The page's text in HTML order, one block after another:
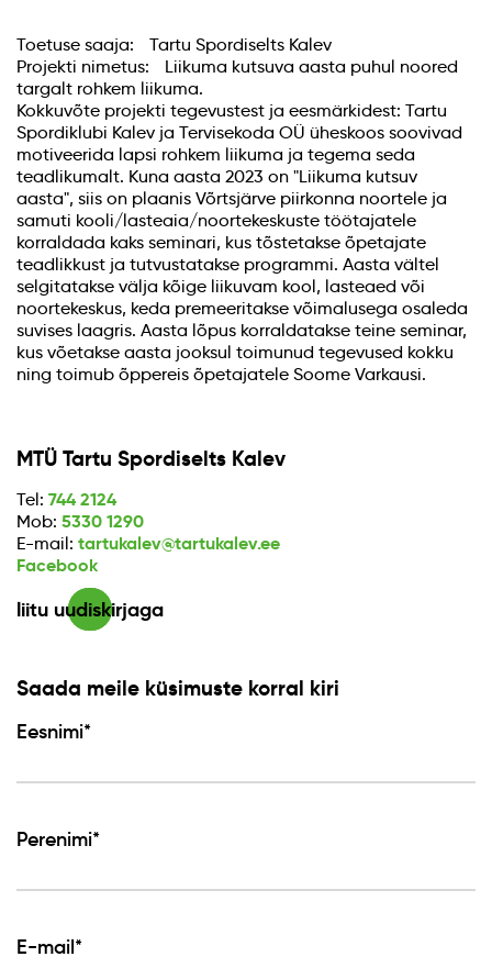
Toetuse saaja: Tartu Spordiselts Kalev
Projekti nimetus: Liikuma kutsuva aasta puhul noored
targalt rohkem liikuma.
Kokkuvõte projekti tegevustest ja eesmärkidest: Tartu
Spordiklubi Kalev ja Tervisekoda OÜ üheskoos soovivad
motiveerida lapsi rohkem liikuma ja tegema seda
teadlikumalt. Kuna aasta 2023 on "Liikuma kutsuv
aasta", siis on plaanis Võrtsjärve piirkonna noortele ja
samuti kooli/lasteaia/noortekeskuste töötajatele
korraldada kaks seminari, kus tõstetakse õpetajate
teadlikkust ja tutvustatakse programmi. Aasta vältel
selgitatakse välja kõige liikuvam kool, lasteaed või
noortekeskus, keda premeeritakse võimalusega osaleda
suvises laagris. Aasta lõpus korraldatakse teine seminar,
kus võetakse aasta jooksul toimunud tegevused kokku
ning toimub õppereis õpetajatele Soome Varkausi.
MTÜ Tartu Spordiselts Kalev
Tel: 744 2124
Mob: 5330 1290
E-mail: tartukalev@tartukalev.ee
Facebook
liitu uudiskirjaga
Saada meile küsimuste korral kiri
Eesnimi*
Perenimi*
E-mail*